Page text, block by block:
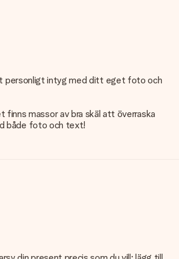
personligt intyg med ditt eget foto och
massor av bra skäl att överraska
både foto och text!